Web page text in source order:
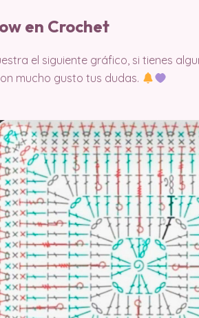
en Crochet
el siguiente gráfico, si tienes
mucho gusto tus dudas.